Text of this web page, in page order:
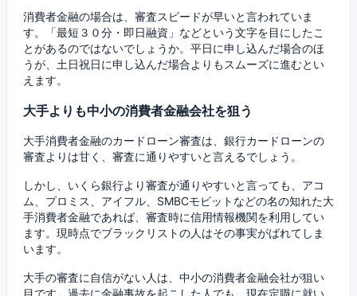
消費者金融の場合は、審査スピードが早いと言われていま
す。「最短３０分・即日融資」などという文字を目にしたこ
とがあるのではないでしょうか。平日に申し込んだ場合のほ
うが、土日祝日に申し込んだ場合よりもスムーズに進むとい
えます。
大手よりも中小の消費者金融会社を狙う
大手消費者金融のカードローン審査は、銀行カードローンの
審査よりは甘く、審査に通りやすいと言えるでしょう。
しかし、いくら銀行より審査が通りやすいと言っても、アコ
ム、プロミス、アイフル、SMBCモビットなどの名の知れた大
手消費者金融であれば、審査時に信用情報機関を利用してい
ます。現時点でブラックリストの人はその事実がばれてしま
います。
大手の審査に自信がない人は、中小の消費者金融会社が狙い
目です。過去に金融事故を起こした人でも、現在定職に就い